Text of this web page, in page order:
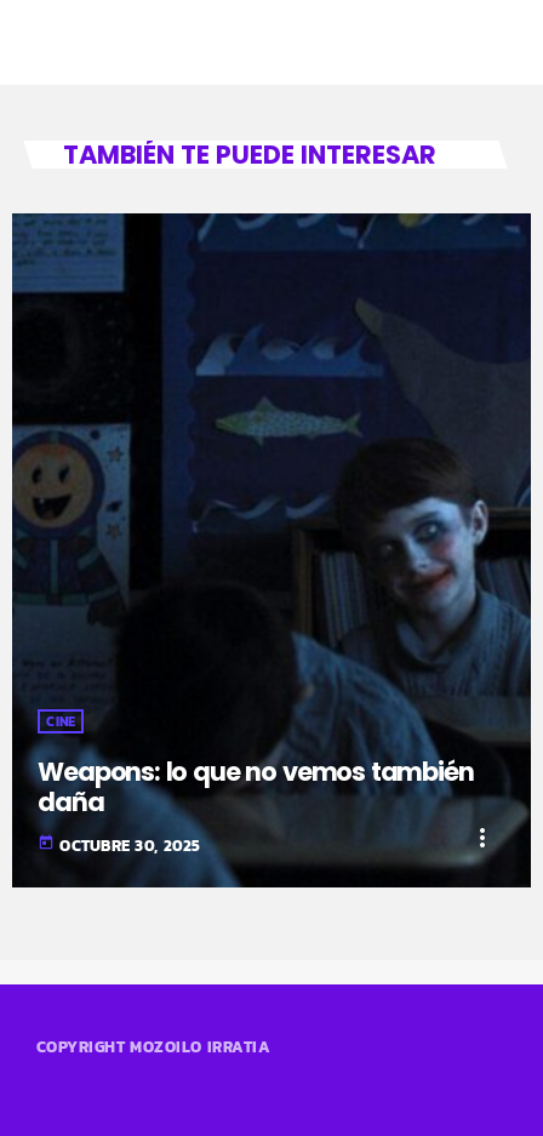
TAMBIÉN TE PUEDE INTERESAR
CINE
Weapons: lo que no vemos también
daña
today OCTUBRE 30, 2025 more_vert
COPYRIGHT MOZOILO IRRATIA